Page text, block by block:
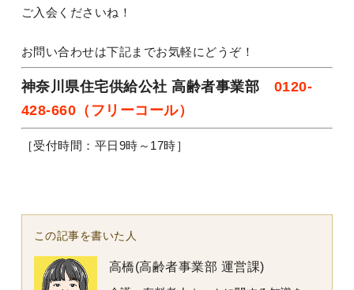
ご入会くださいね！
お問い合わせは下記までお気軽にどうぞ！
神奈川県住宅供給公社 高齢者事業部 0120-
428-660（フリーコール）
［受付時間：平日9時～17時］
この記事を書いた人
高橋(高齢者事業部 運営課)